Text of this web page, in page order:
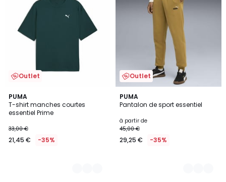
Outlet
PUMA
T-shirt manches courtes
essentiel Prime
33,00 €
21,45 € -35%
3
Couleurs
Outlet
PUMA
Pantalon de sport essentiel
à partir de
45,00 €
29,25 € -35%
3
Couleurs